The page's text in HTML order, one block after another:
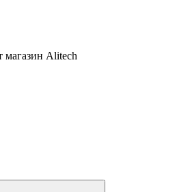
Alitech